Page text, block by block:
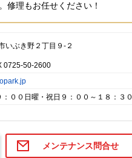
修理もお任せください！
いぶき野２丁目９-２
0725-50-2600
００日曜・祝日９：００～１８：３０
メンテナンス問合せ